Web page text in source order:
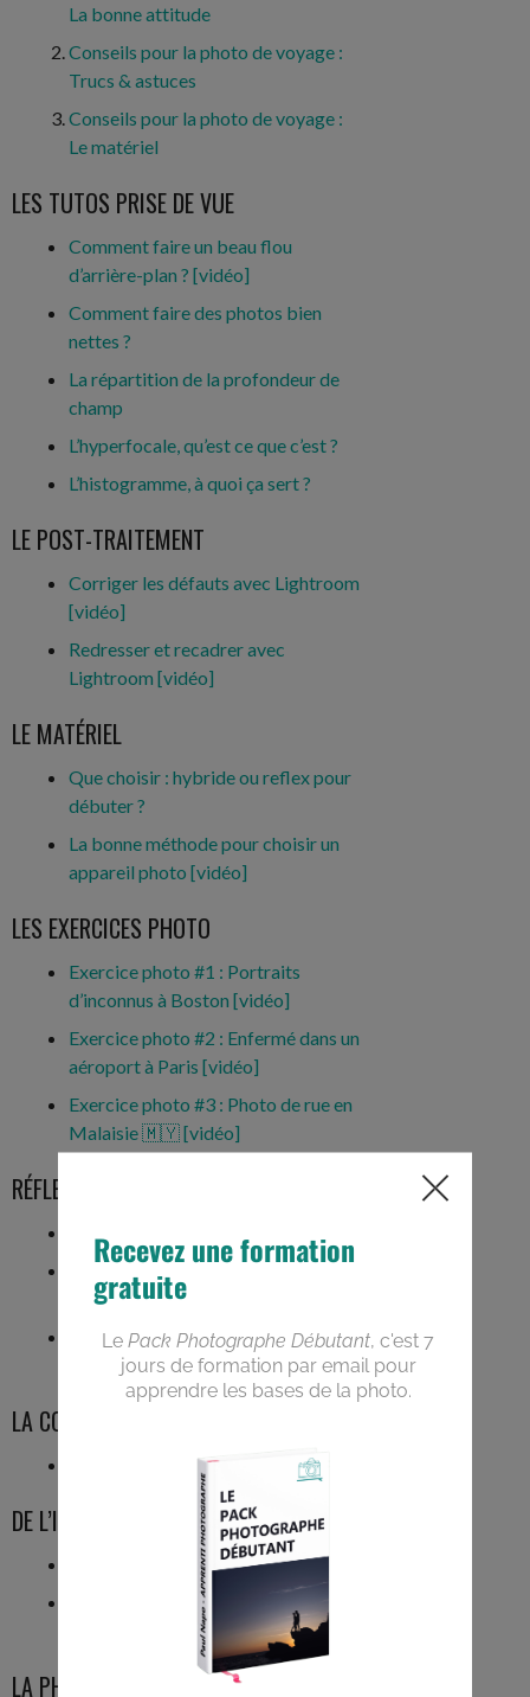
La bonne attitude
Conseils pour la photo de voyage :
Trucs & astuces
Conseils pour la photo de voyage :
Le matériel
LES TUTOS PRISE DE VUE
Comment faire un beau flou
d’arrière-plan ? [vidéo]
Comment faire des photos bien
nettes ?
La répartition de la profondeur de
champ
L’hyperfocale, qu’est ce que c’est ?
L’histogramme, à quoi ça sert ?
LE POST-TRAITEMENT
Corriger les défauts avec Lightroom
[vidéo]
Redresser et recadrer avec
Lightroom [vidéo]
LE MATÉRIEL
Que choisir : hybride ou reflex pour
débuter ?
La bonne méthode pour choisir un
appareil photo [vidéo]
LES EXERCICES PHOTO
Exercice photo #1 : Portraits
d’inconnus à Boston [vidéo]
Exercice photo #2 : Enfermé dans un
aéroport à Paris [vidéo]
Exercice photo #3 : Photo de rue en
Malaisie 🇲🇾 [vidéo]
RÉFLEXIONS PHOTO
Prendre (et tenir !) des résolutions
photos
Progresser en photo grâce à la
critique
LA COMPOSITION
Le sens de lecture
DE L’INSPIRATION
Les grands photographes
Des inconnus plein de talent
(Episode #1 : Flickr)
LA PHOTO DE PAYSAGE (À VENIR)